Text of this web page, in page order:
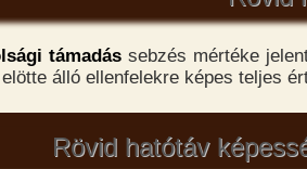
támadás sebzés mértéke
álló ellenfelekre képes teljes
Rövid hatótáv